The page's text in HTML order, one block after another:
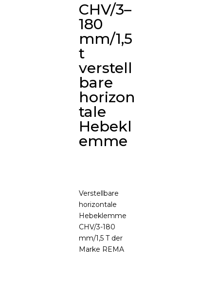
CHV/3–
180
mm/1,5
t
verstell
bare
horizon
tale
Hebekl
emme
Verstellbare
horizontale
Hebeklemme
CHV/3-180
mm/1,5 T der
Marke REMA